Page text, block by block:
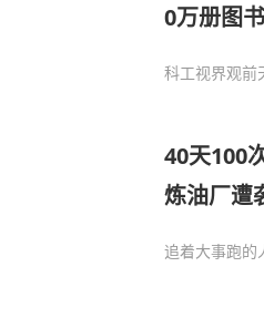
0万册图书
科工视界观前
40天100
炼油厂遭
追着大事跑的